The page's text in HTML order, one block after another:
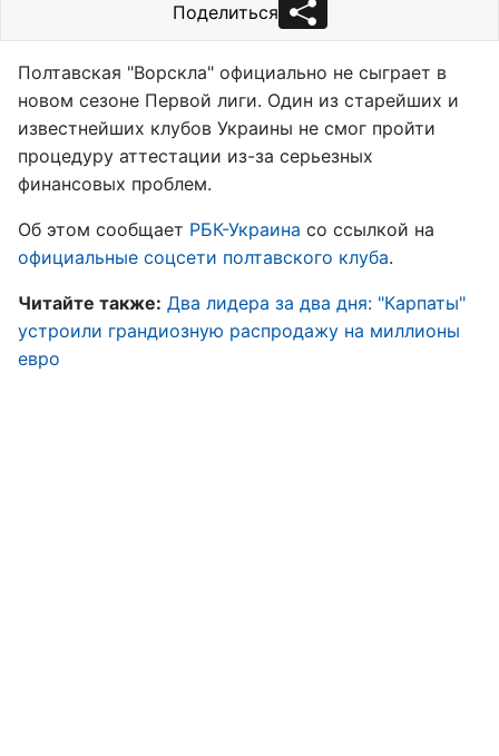
Поделиться
Полтавская "Ворскла" официально не сыграет в
новом сезоне Первой лиги. Один из старейших и
известнейших клубов Украины не смог пройти
процедуру аттестации из-за серьезных
финансовых проблем.
Об этом сообщает РБК-Украина со ссылкой на
официальные соцсети полтавского клуба.
Читайте также: Два лидера за два дня: "Карпаты"
устроили грандиозную распродажу на миллионы
евро